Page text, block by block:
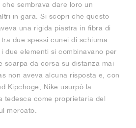
sembrava dare loro un
in gara. Si scoprì che questo
una rigida piastra in fibra di
due spessi cunei di schiuma
due elementi si combinavano per
scarpa da corsa su distanza mai
non aveva alcuna risposta e, con
Kipchoge, Nike usurpò la
tedesca come proprietaria del
mercato.